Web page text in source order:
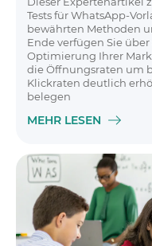
Tests für WhatsApp-
bewährten Methoden
Ende verfügen Sie
Optimierung Ihrer
die Öffnungsraten um
Klickraten deutlich
belegen
MEHR LESEN